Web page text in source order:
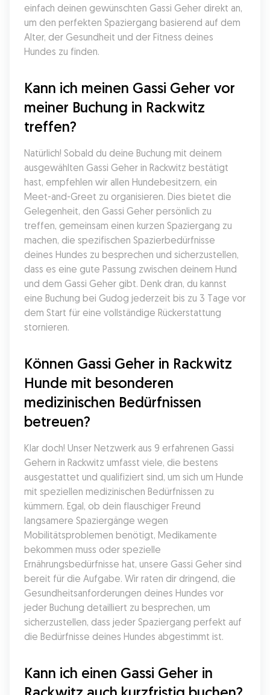
einfach deinen gewünschten Gassi Geher direkt an,
um den perfekten Spaziergang basierend auf dem
Alter, der Gesundheit und der Fitness deines
Hundes zu finden.
Kann ich meinen Gassi Geher vor
meiner Buchung in Rackwitz
treffen?
Natürlich! Sobald du deine Buchung mit deinem
ausgewählten Gassi Geher in Rackwitz bestätigt
hast, empfehlen wir allen Hundebesitzern, ein
Meet-and-Greet zu organisieren. Dies bietet die
Gelegenheit, den Gassi Geher persönlich zu
treffen, gemeinsam einen kurzen Spaziergang zu
machen, die spezifischen Spazierbedürfnisse
deines Hundes zu besprechen und sicherzustellen,
dass es eine gute Passung zwischen deinem Hund
und dem Gassi Geher gibt. Denk dran, du kannst
eine Buchung bei Gudog jederzeit bis zu 3 Tage vor
dem Start für eine vollständige Rückerstattung
stornieren.
Können Gassi Geher in Rackwitz
Hunde mit besonderen
medizinischen Bedürfnissen
betreuen?
Klar doch! Unser Netzwerk aus 9 erfahrenen Gassi
Gehern in Rackwitz umfasst viele, die bestens
ausgestattet und qualifiziert sind, um sich um Hunde
mit speziellen medizinischen Bedürfnissen zu
kümmern. Egal, ob dein flauschiger Freund
langsamere Spaziergänge wegen
Mobilitätsproblemen benötigt, Medikamente
bekommen muss oder spezielle
Ernährungsbedürfnisse hat, unsere Gassi Geher sind
bereit für die Aufgabe. Wir raten dir dringend, die
Gesundheitsanforderungen deines Hundes vor
jeder Buchung detailliert zu besprechen, um
sicherzustellen, dass jeder Spaziergang perfekt auf
die Bedürfnisse deines Hundes abgestimmt ist.
Kann ich einen Gassi Geher in